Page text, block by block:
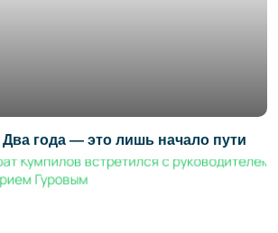
года — это лишь начало пути